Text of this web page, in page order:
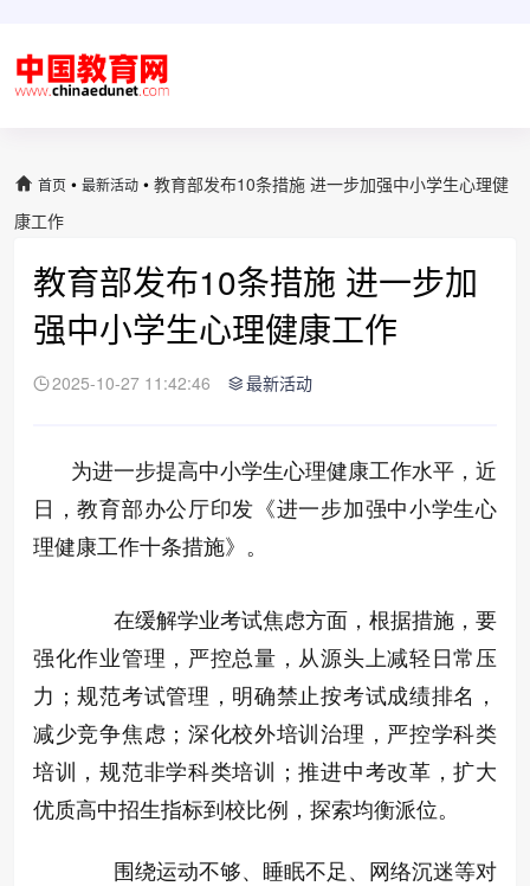
首页 • 最新活动 • 教育部发布10条措施 进一步加强中小学生心理健
康工作
教育部发布10条措施 进一步加
强中小学生心理健康工作
2025-10-27 11:42:46 最新活动
为进一步提高中小学生心理健康工作水平，近
日，教育部办公厅印发《进一步加强中小学生心
理健康工作十条措施》。
在缓解学业考试焦虑方面，根据措施，要
强化作业管理，严控总量，从源头上减轻日常压
力；规范考试管理，明确禁止按考试成绩排名，
减少竞争焦虑；深化校外培训治理，严控学科类
培训，规范非学科类培训；推进中考改革，扩大
优质高中招生指标到校比例，探索均衡派位。
围绕运动不够、睡眠不足、网络沉迷等对